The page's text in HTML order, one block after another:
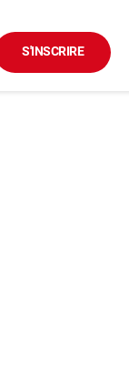
S'INSCRIRE